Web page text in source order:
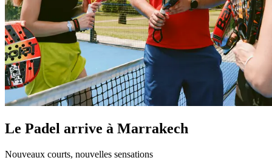
Le Padel arrive à Marrakech
Nouveaux courts, nouvelles sensations